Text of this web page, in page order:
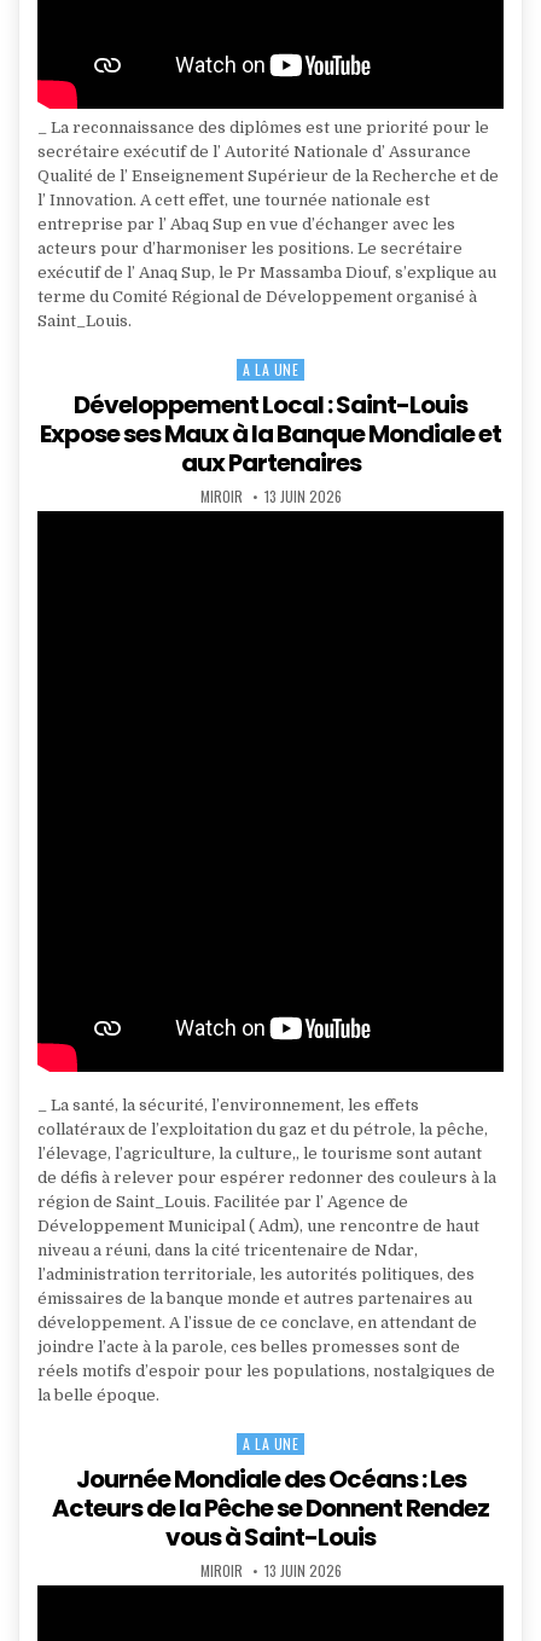
_ La reconnaissance des diplômes est une priorité pour le
secrétaire exécutif de l’ Autorité Nationale d’ Assurance
Qualité de l’ Enseignement Supérieur de la Recherche et de
l’ Innovation. A cett effet, une tournée nationale est
entreprise par l’ Abaq Sup en vue d’échanger avec les
acteurs pour d’harmoniser les positions. Le secrétaire
exécutif de l’ Anaq Sup, le Pr Massamba Diouf, s’explique au
terme du Comité Régional de Développement organisé à
Saint_Louis.
Posted
A LA UNE
Développement Local : Saint-Louis
Expose ses Maux à la Banque Mondiale et
aux Partenaires
AUTHOR:
MIROIR PUBLISHED
DATE:
13 JUIN 2026
_ La santé, la sécurité, l’environnement, les effets
collatéraux de l’exploitation du gaz et du pétrole, la pêche,
l’élevage, l’agriculture, la culture,, le tourisme sont autant
de défis à relever pour espérer redonner des couleurs à la
région de Saint_Louis. Facilitée par l’ Agence de
Développement Municipal ( Adm), une rencontre de haut
niveau a réuni, dans la cité tricentenaire de Ndar,
l’administration territoriale, les autorités politiques, des
émissaires de la banque monde et autres partenaires au
développement. A l’issue de ce conclave, en attendant de
joindre l’acte à la parole, ces belles promesses sont de
réels motifs d’espoir pour les populations, nostalgiques de
la belle époque.
Posted
in
A LA UNE
Journée Mondiale des Océans : Les
Acteurs de la Pêche se Donnent Rendez
vous à Saint-Louis
AUTHOR:
MIROIR PUBLISHED
DATE:
13 JUIN 2026